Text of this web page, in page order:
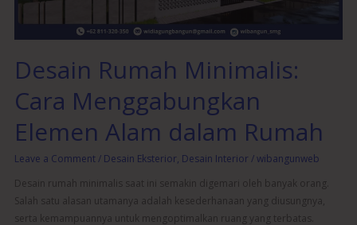
Desain Rumah Minimalis:
Cara Menggabungkan
Elemen Alam dalam Rumah
Leave a Comment / Desain Eksterior, Desain Interior /wibangunweb
Desain rumah minimalis saat ini semakin digemari oleh banyak orang.
Salah satu alasan utamanya adalah kesederhanaan yang diusungnya,
serta kemampuannya untuk mengoptimalkan ruang yang terbatas.